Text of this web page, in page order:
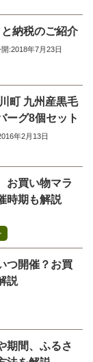
納税のご紹介
開:2018年7月23日
町 九州産黒毛
ーグ8個セット
年2月13日
お買い物マラ
時期も解説
つ開催？お買
説
期間、ふるさ